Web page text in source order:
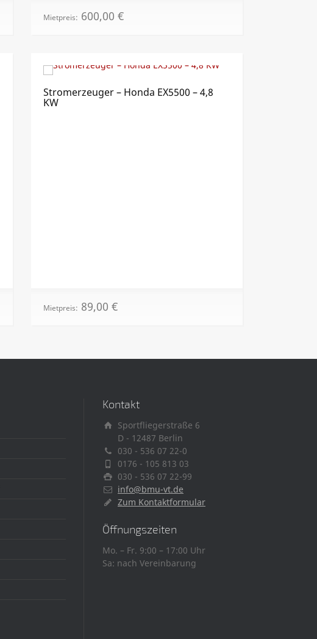
Mietpreis: 600,00€
Stromerzeuger – Honda EX5500 – 4,8
KW
Mietpreis: 89,00€
Kontakt
Sportfliegerstraße 6
D - 12487 Berlin
030 - 536 07 22-0
0176 - 105 813 03
030 - 536 07 22-99
info@bmu-vt.de
Zum Kontaktformular
Öffnungszeiten
Mo. – Fr. 9:00 – 17:00 Uhr
Sa: nach Vereinbarung